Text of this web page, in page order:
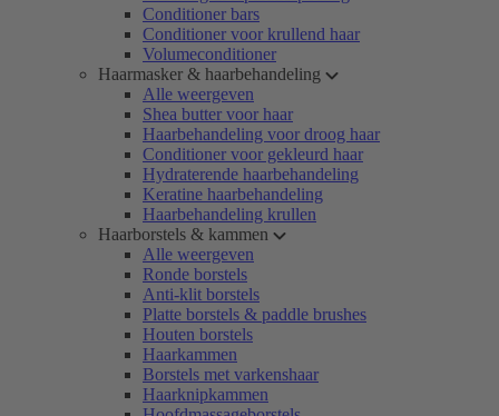
Conditioner bars
Conditioner voor krullend haar
Volumeconditioner
Haarmasker & haarbehandeling
Alle weergeven
Shea butter voor haar
Haarbehandeling voor droog haar
Conditioner voor gekleurd haar
Hydraterende haarbehandeling
Keratine haarbehandeling
Haarbehandeling krullen
Haarborstels & kammen
Alle weergeven
Ronde borstels
Anti-klit borstels
Platte borstels & paddle brushes
Houten borstels
Haarkammen
Borstels met varkenshaar
Haarknipkammen